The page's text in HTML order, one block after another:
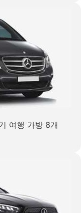
여행 가방 8개